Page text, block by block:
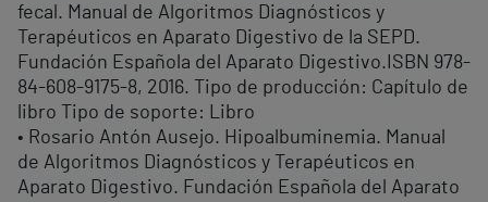
fecal. Manual de Algoritmos Diagnósticos y
Terapéuticos en Aparato Digestivo de la SEPD.
Fundación Española del Aparato Digestivo.ISBN 978-
84-608-9175-8, 2016. Tipo de producción: Capítulo de
libro Tipo de soporte: Libro
• Rosario Antón Ausejo. Hipoalbuminemia. Manual
de Algoritmos Diagnósticos y Terapéuticos en
Aparato Digestivo. Fundación Española del Aparato